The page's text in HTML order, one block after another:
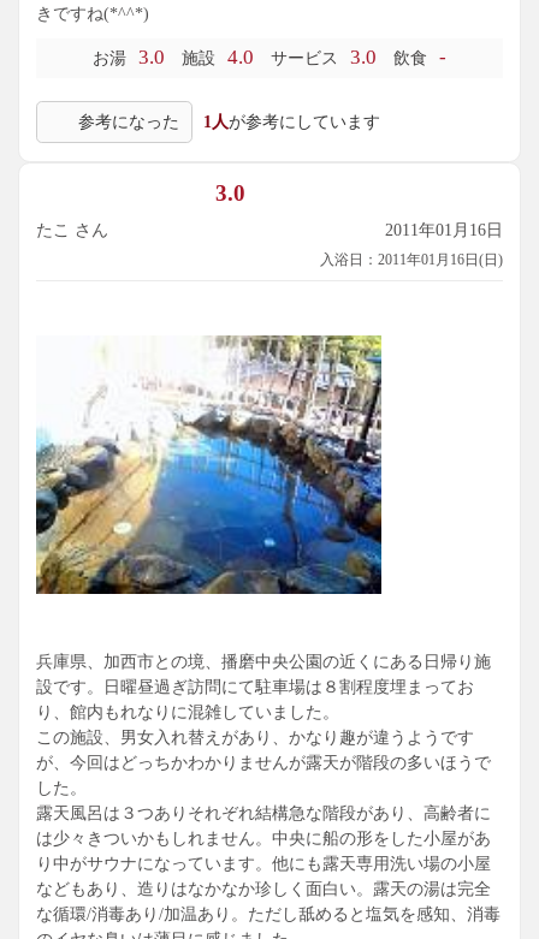
きですね(*^^*)
お湯 3.0 施設 4.0 サービス 3.0 飲食 -
参考になった 1人が参考にしています
3.0
たこ さん 2011年01月16日
入浴日：2011年01月16日(日)
兵庫県、加西市との境、播磨中央公園の近くにある日帰り施
設です。日曜昼過ぎ訪問にて駐車場は８割程度埋まってお
り、館内もれなりに混雑していました。
この施設、男女入れ替えがあり、かなり趣が違うようです
が、今回はどっちかわかりませんが露天が階段の多いほうで
した。
露天風呂は３つありそれぞれ結構急な階段があり、高齢者に
は少々きついかもしれません。中央に船の形をした小屋があ
り中がサウナになっています。他にも露天専用洗い場の小屋
などもあり、造りはなかなか珍しく面白い。露天の湯は完全
な循環/消毒あり/加温あり。ただし舐めると塩気を感知、消毒